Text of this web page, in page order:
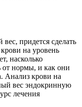
придется сделать
на уровень
насколько
от нормы, и как они
Анализ крови на
вес эндокринную
лечения